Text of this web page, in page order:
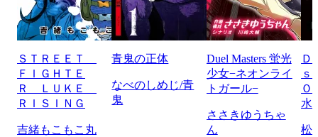
ＳＴＲＥＥＴ
ＦＩＧＨＴＥ
Ｒ ＬＵＫＥ
ＲＩＳＩＮＧ
吉緒もこもこ丸
青鬼の正体
なべのしめじ/青
鬼
Duel Masters 蛍光
少女−ネオンライ
トガール−
ささきゆうちゃ
ん
Ｄ
Ｏ
水
松